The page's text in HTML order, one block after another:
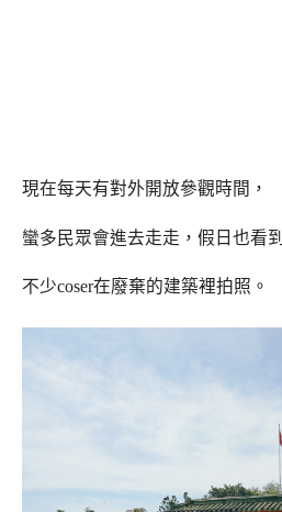
現在每天有對外開放參觀時間，
蠻多民眾會進去走走，假日也看到
不少coser在廢棄的建築裡拍照。